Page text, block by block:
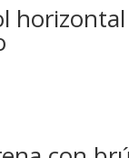
horizontal